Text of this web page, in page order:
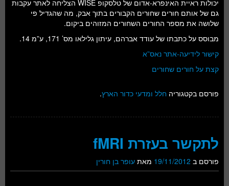
יכולות ראיית האינפרא-אדום של טלסקופ WISE הצליחה לאתר עקבות
גם של אותם חורים שחורים הקבורים בתוך אבק, מה שהגדיל פי
שלושה את מספר החורים השחורים המזוהים ביקום.
מבוסס על כתבתו של עודד אברהם, עיתון גלילאו מס’ 171, ע”מ 14.
קישור לידיעה-אתר נאס”א
קצת על חורים שחורים
פורסם בקטגוריה חלל ומדעי כדור הארץ.
לתקשר בעזרת fMRI
פורסם ב 19/11/2012 מאת עופר בן חורין